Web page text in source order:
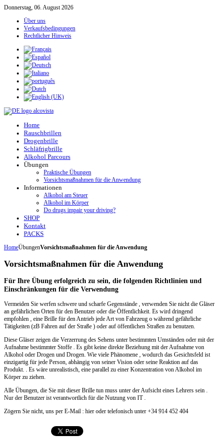
Donnerstag, 06. August 2026
Über uns
Verkaufsbedingungen
Rechtlicher Hinweis
Home
Rauschbrillen
Drogenbrille
Schläfrigbrille
Alkohol Parcours
Übungen
Praktische Übungen
Vorsichtsmaßnahmen für die Anwendung
Informationen
Alkohol am Steuer
Alkohol im Körper
Do drugs impair your driving?
SHOP
Kontakt
PACKS
HomeÜbungenVorsichtsmaßnahmen für die Anwendung
Vorsichtsmaßnahmen für die Anwendung
Für Ihre Übung erfolgreich zu sein, die folgenden Richtlinien und
Einschränkungen für die Verwendung
Vermeiden Sie werfen schwere und scharfe Gegenstände , verwenden Sie nicht die Gläser
an gefährlichen Orten für den Benutzer oder die Öffentlichkeit. Es wird dringend
empfohlen , eine Brille für den Antrieb jede Art von Fahrzeug o während gefährliche
Tätigkeiten (zB Fahren auf der Straße ) oder auf öffentlichen Straßen zu benutzen.
Diese Gläser zeigen die Verzerrung des Sehens unter bestimmten Umständen oder mit der
Aufnahme bestimmter Stoffe . Es gibt keine direkte Beziehung mit der Aufnahme von
Alkohol oder Drogen und Drogen. Wie viele Phänomene , wodurch das Gesichtsfeld ist
einzigartig für jede Person, abhängig von seiner Vision oder seine Reaktion auf das
Produkt. . Es wäre unrealistisch, eine parallel zu einer Konzentration von Alkohol im
Körper zu ziehen.
Alle Übungen, die Sie mit dieser Brille tun muss unter der Aufsicht eines Lehrers sein .
Nur der Benutzer ist verantwortlich für die Nutzung von IT .
Zögern Sie nicht, uns per E-Mail : hier oder telefonisch unter +34 914 452 404